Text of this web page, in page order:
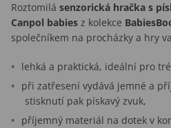
Roztomilá senzorická hračka s
Canpol babies z kolekce
společníkem na procházky a hry
lehká a praktická, ideální pro
při zatřesení vydává jemné a
stisknutí pak pískavý zvuk,
příjemný materiál na dotek v